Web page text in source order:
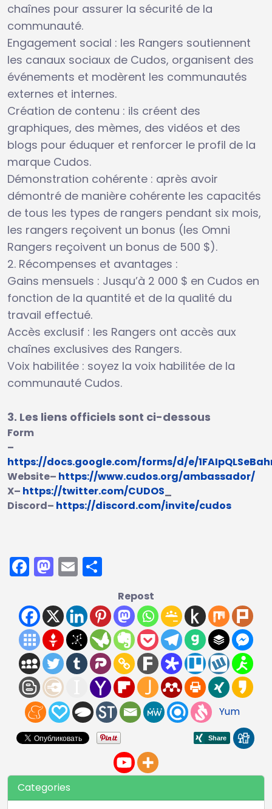
chaînes pour assurer la sécurité de la
communauté.
Engagement social : les Rangers soutiennent
les canaux sociaux de Cudos, organisent des
événements et modèrent les communautés
externes et internes.
Création de contenu : ils créent des
graphiques, des mèmes, des vidéos et des
blogs pour éduquer et renforcer le profil de la
marque Cudos.
Démonstration cohérente : après avoir
démontré de manière cohérente les capacités
de tous les types de rangers pendant six mois,
les rangers reçoivent un bonus (les Omni
Rangers reçoivent un bonus de 500 $).
2. Récompenses et avantages :
Gains mensuels : Jusqu’à 2 000 $ en Cudos en
fonction de la quantité et de la qualité du
travail effectué.
Accès exclusif : les Rangers ont accès aux
chaînes exclusives des Rangers.
Voix habilitée : soyez la voix habilitée de la
communauté Cudos.
3. Les liens officiels sont ci-dessous
Form
–
https://docs.google.com/forms/d/e/
Website– https://www.cudos.org/ambassador/
X– https://twitter.com/CUDOS
Discord– https://discord.com/invite/cudos
Facebook
Mastodon
Email
Repost
Yum
Categories